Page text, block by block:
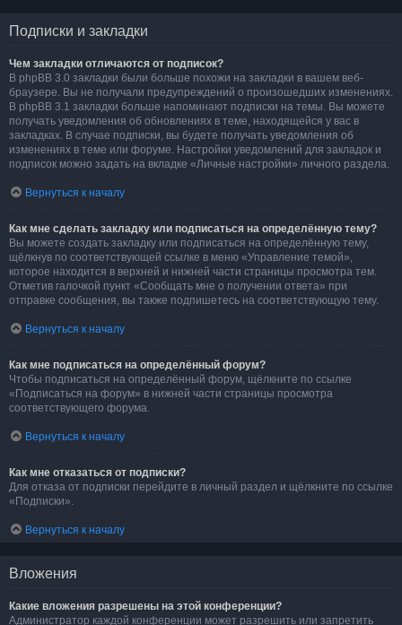
Подписки и закладки
Чем закладки отличаются от подписок?
В phpBB 3.0 закладки были больше похожи на закладки в вашем веб-
браузере. Вы не получали предупреждений о произошедших изменениях.
В phpBB 3.1 закладки больше напоминают подписки на темы. Вы можете
получать уведомления об обновлениях в теме, находящейся у вас в
закладках. В случае подписки, вы будете получать уведомления об
изменениях в теме или форуме. Настройки уведомлений для закладок и
подписок можно задать на вкладке «Личные настройки» личного раздела.
Вернуться к началу
Как мне сделать закладку или подписаться на определённую тему?
Вы можете создать закладку или подписаться на определённую тему,
щёлкнув по соответствующей ссылке в меню «Управление темой»,
которое находится в верхней и нижней части страницы просмотра тем.
Отметив галочкой пункт «Сообщать мне о получении ответа» при
отправке сообщения, вы также подпишетесь на соответствующую тему.
Вернуться к началу
Как мне подписаться на определённый форум?
Чтобы подписаться на определённый форум, щёлкните по ссылке
«Подписаться на форум» в нижней части страницы просмотра
соответствующего форума.
Вернуться к началу
Как мне отказаться от подписки?
Для отказа от подписки перейдите в личный раздел и щёлкните по ссылке
«Подписки».
Вернуться к началу
Вложения
Какие вложения разрешены на этой конференции?
Администратор каждой конференции может разрешить или запретить